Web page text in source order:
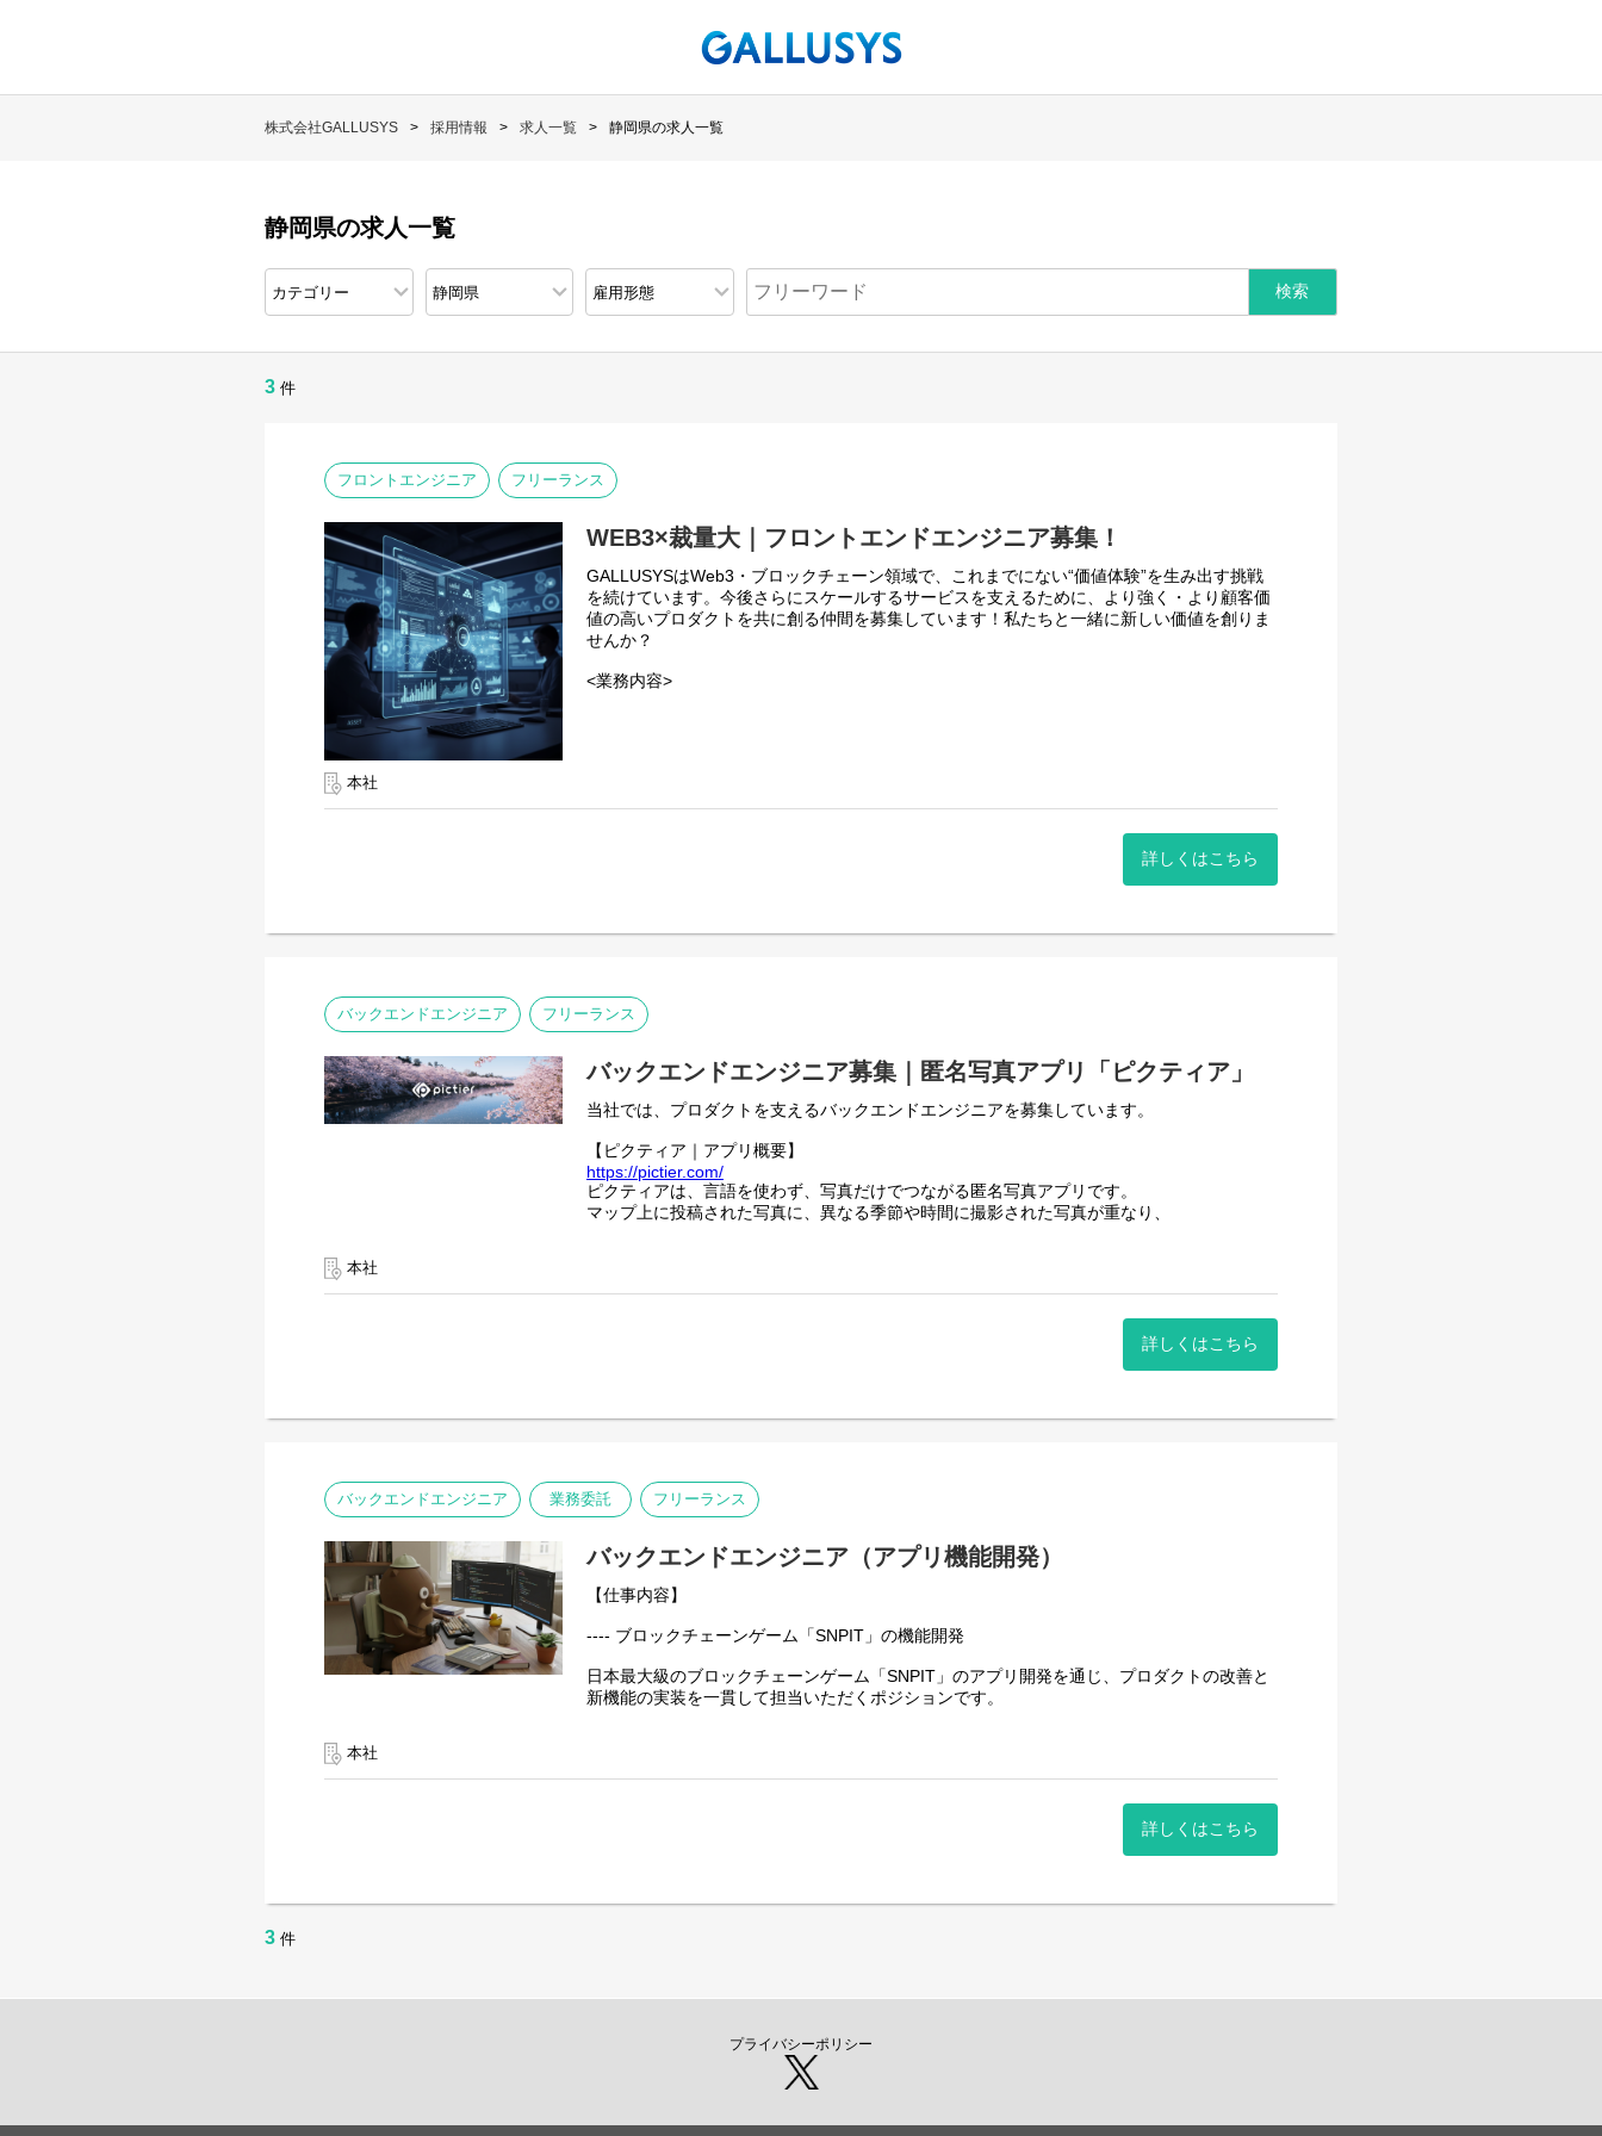
株式会社GALLUSYS 採用情報 求人一覧 静岡県の求人一覧
静岡県の求人一覧
3 件
フロントエンジニア フリーランス
WEB3×裁量大｜フロントエンドエンジニア募集！
GALLUSYSはWeb3・ブロックチェーン領域で、これまでにない“価値体験”を生み出す挑戦
を続けています。今後さらにスケールするサービスを支えるために、より強く・より顧客価
値の高いプロダクトを共に創る仲間を募集しています！私たちと一緒に新しい価値を創りま
せんか？
<業務内容>
・ユーザーが安心・安全に利用できる、直感的で効率的なUI/UXの設計・改善。
本社
詳しくはこちら
バックエンドエンジニア フリーランス
バックエンドエンジニア募集｜匿名写真アプリ「ピクティア」
当社では、プロダクトを支えるバックエンドエンジニアを募集しています。
【ピクティア｜アプリ概要】
https://pictier.com/
ピクティアは、言語を使わず、写真だけでつながる匿名写真アプリです。
マップ上に投稿された写真に、異なる季節や時間に撮影された写真が重なり、
言語や文化にとらわれず、誰でも直感的に楽しめるのが特徴です。
- パフォーマンス・セキュリティ・可用性の最適化
本社
詳しくはこちら
バックエンドエンジニア 業務委託 フリーランス
バックエンドエンジニア（アプリ機能開発）
【仕事内容】
---- ブロックチェーンゲーム「SNPIT」の機能開発
日本最大級のブロックチェーンゲーム「SNPIT」のアプリ開発を通じ、プロダクトの改善と
新機能の実装を一貫して担当いただくポジションです。
- 調査、集計に用いられるツール類の開発
本社
詳しくはこちら
3 件
プライバシーポリシー